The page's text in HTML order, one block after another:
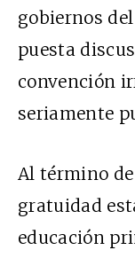
gobiernos
puesta
convención
seriamente
Al término
gratuidad
educación